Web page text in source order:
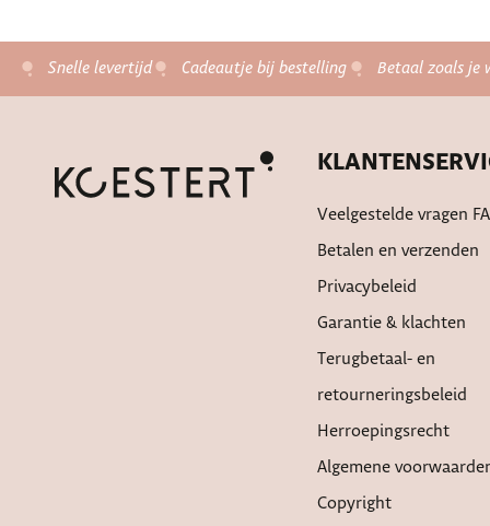
Snelle levertijd Cadeautje bij bestelling Betaal zoals je
Veelgestelde vragen
Betalen en verzenden
Privacybeleid
Garantie & klachten
Terugbetaal- en
retourneringsbeleid
Herroepingsrecht
Algemene
Copyright